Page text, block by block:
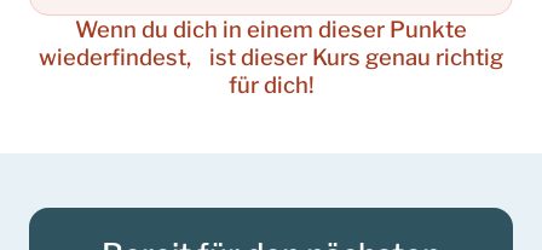
Wenn du dich in einem dieser Punkte
wiederfindest, ist dieser Kurs genau richtig
für dich!